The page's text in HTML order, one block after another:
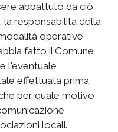
abbattuto da ciò
responsabilità della
operative
fatto il Comune
l'eventuale
effettuata prima
per quale motivo
locali.